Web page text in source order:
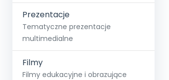
Prezentacje
Tematyczne prezentacje
multimedialne
Filmy
Filmy edukacyjne i obrazujące